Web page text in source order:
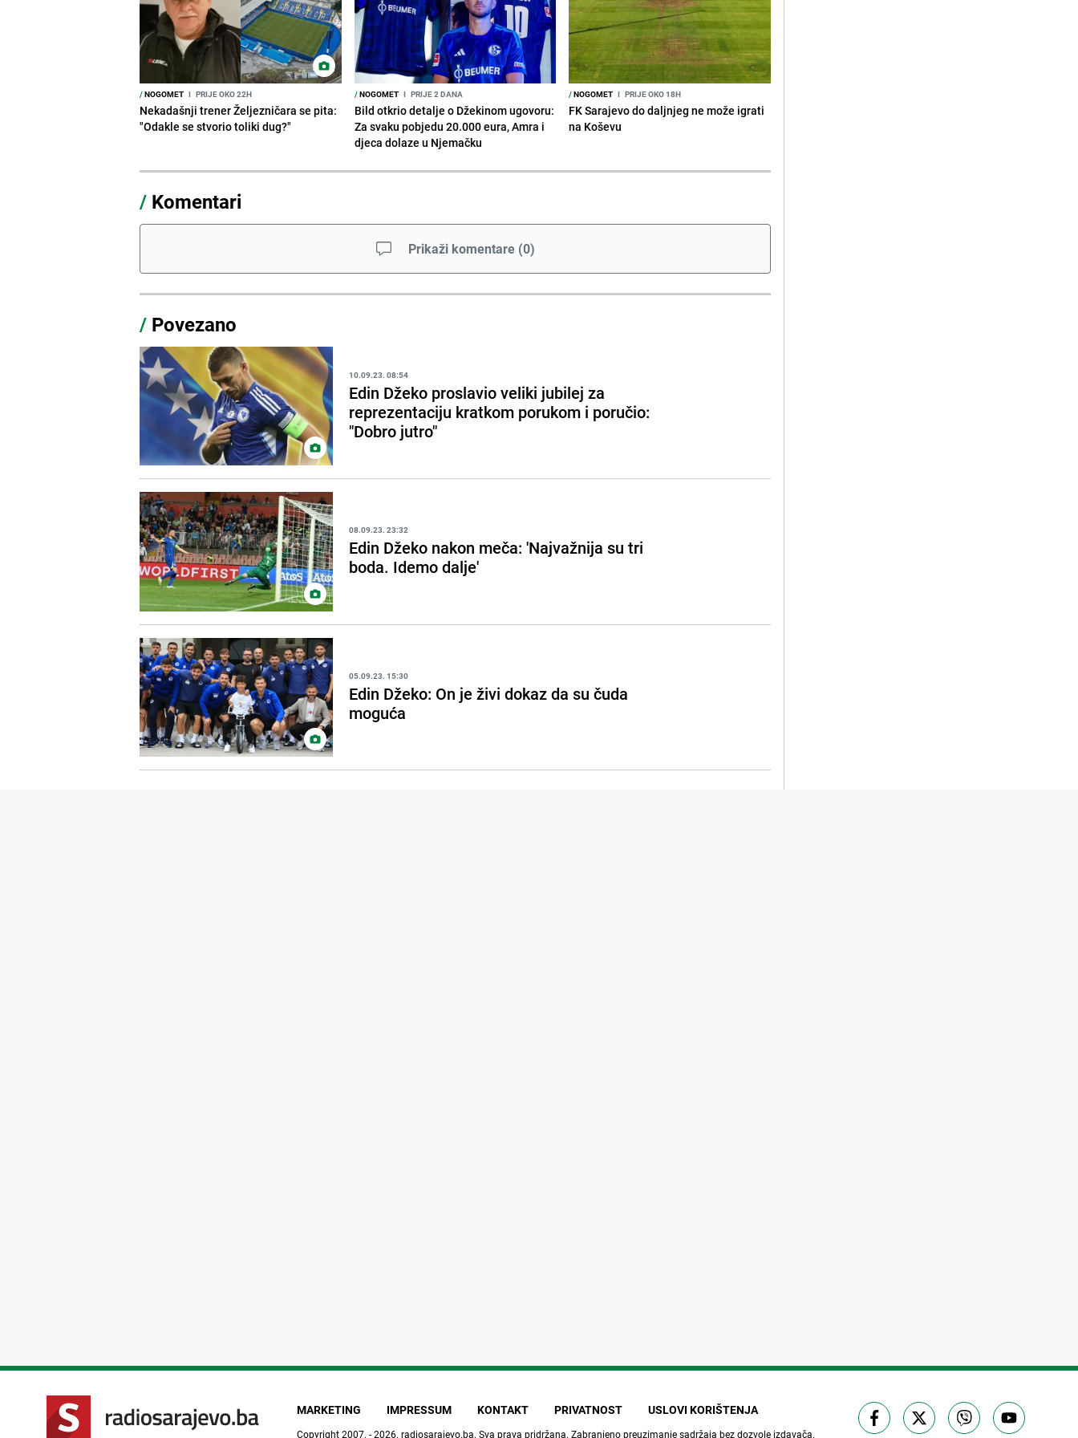
/NOGOMET I PRIJE OKO 22H
Nekadašnji trener Željezničara se pita:
"Odakle se stvorio toliki dug?"
/NOGOMET I PRIJE 2 DANA
Bild otkrio detalje o Džekinom ugovoru:
Za svaku pobjedu 20.000 eura, Amra i
djeca dolaze u Njemačku
/NOGOMET I PRIJE OKO 18H
FK Sarajevo do daljnjeg ne može igrati
na Koševu
/ Komentari
Prikaži komentare (0)
/ Povezano
10.09.23. 08:54
Edin Džeko proslavio veliki jubilej za
reprezentaciju kratkom porukom i poručio:
"Dobro jutro"
08.09.23. 23:32
Edin Džeko nakon meča: 'Najvažnija su tri
boda. Idemo dalje'
05.09.23. 15:30
Edin Džeko: On je živi dokaz da su čuda
moguća
MARKETING IMPRESSUM KONTAKT PRIVATNOST USLOVI KORIŠTENJA
Copyright 2007. - 2026. radiosarajevo.ba. Sva prava pridržana. Zabranjeno preuzimanje sadržaja bez dozvole izdavača.